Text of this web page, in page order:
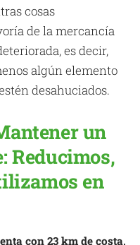
cosas
de la mercancía
es decir,
algún elemento
desahuciados.
un
Reducimos,
en
con 23 km de costa,